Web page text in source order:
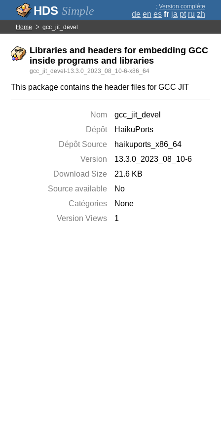
Simple ; Version complète
de en es fr ja pt ru zh
Home gcc_jit_devel
Libraries and headers for embedding GCC
inside programs and libraries
gcc_jit_devel-13.3.0_2023_08_10-6-x86_64
This package contains the header files for GCC JIT
Nom
gcc_jit_devel
Dépôt
HaikuPorts
Dépôt Source
haikuports_x86_64
Version
13.3.0_2023_08_10-6
Download Size
21.6 KB
Source available
No
Catégories
None
Version Views
1